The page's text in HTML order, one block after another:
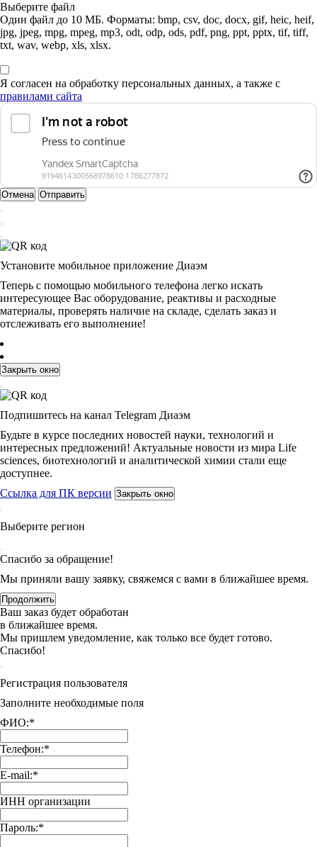
Выберите файл
Один файл до 10 МБ. Форматы: bmp, csv, doc, docx, gif, heic, heif,
jpg, jpeg, mpg, mpeg, mp3, odt, odp, ods, pdf, png, ppt, pptx, tif, tiff,
txt, wav, webp, xls, xlsx.
Я согласен на обработку персональных данных, а также с
правилами сайта
Отмена Отправить
Установите мобильное приложение Диаэм
Теперь с помощью мобильного телефона легко искать
интересующее Вас оборудование, реактивы и расходные
материалы, проверять наличие на складе, сделать заказ и
отслеживать его выполнение!
Закрыть окно
Подпишитесь на канал Telegram Диаэм
Будьте в курсе последних новостей науки, технологий и
интересных предложений! Актуальные новости из мира Life
sciences, биотехнологий и аналитической химии стали еще
доступнее.
Ссылка для ПК версии Закрыть окно
Выберите регион
Спасибо за обращение!
Мы приняли вашу заявку, свяжемся с вами в ближайшее время.
Продолжить
Ваш заказ будет обработан
в ближайшее время.
Мы пришлем уведомление, как только все будет готово.
Спасибо!
Регистрация пользователя
Заполните необходимые поля
ФИО:*
Телефон:*
E-mail:*
ИНН организации
Пароль:*